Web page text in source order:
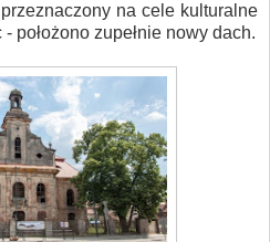
na cele kulturalne
położono zupełnie nowy dach.